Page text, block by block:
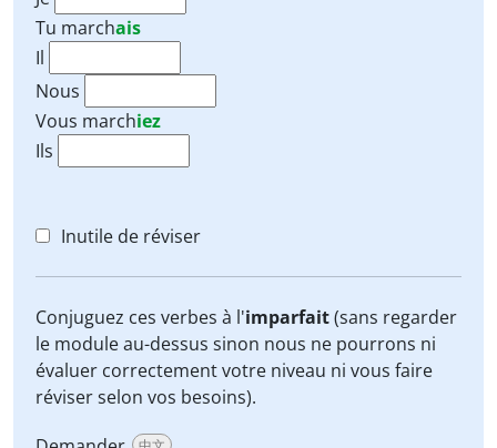
Tu marchais
Il
Nous
Vous marchiez
Ils
Inutile de réviser
Conjuguez ces verbes à l'imparfait(sans regarder
le module au-dessus sinon nous ne pourrons ni
évaluer correctement votre niveau ni vous faire
réviser selon vos besoins).